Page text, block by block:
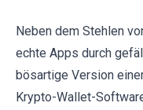
Neben dem Stehlen
echte Apps durch
bösartige Version
Krypto-Wallet-